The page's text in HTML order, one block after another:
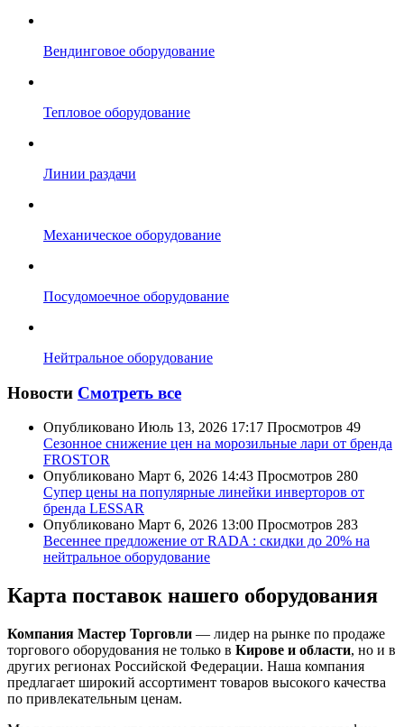
Вендинговое оборудование
Тепловое оборудование
Линии раздачи
Механическое оборудование
Посудомоечное оборудование
Нейтральное оборудование
Новости Смотреть все
Опубликовано Июль 13, 2026 17:17 Просмотров 49
Сезонное снижение цен на морозильные лари от бренда
FROSTOR
Опубликовано Март 6, 2026 14:43 Просмотров 280
Супер цены на популярные линейки инверторов от
бренда LESSAR
Опубликовано Март 6, 2026 13:00 Просмотров 283
Весеннее предложение от RADA : скидки до 20% на
нейтральное оборудование
Карта поставок нашего оборудования
Компания Мастер Торговли — лидер на рынке по продаже
торгового оборудования не только в Кирове и области, но и в
других регионах Российской Федерации. Наша компания
предлагает широкий ассортимент товаров высокого качества
по привлекательным ценам.